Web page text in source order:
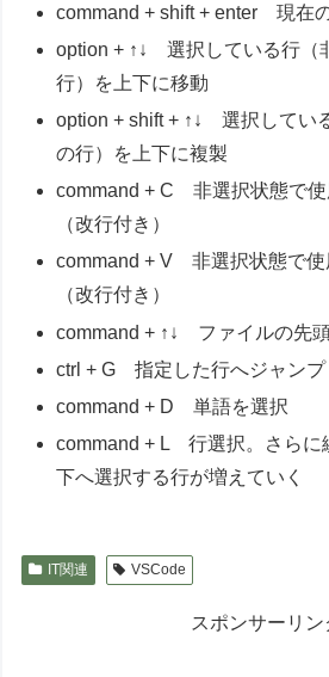
command + shift + enter 現在
option + ↑↓ 選択している行（
行）を上下に移動
option + shift + ↑↓ 選択してい
の行）を上下に複製
command + C 非選択状態で使
（改行付き）
command + V 非選択状態で使
（改行付き）
command + ↑↓ ファイルの先
ctrl + G 指定した行へジャンプ
command + D 単語を選択
command + L 行選択。さらに
下へ選択する行が増えていく
IT関連 VSCode
スポンサーリン